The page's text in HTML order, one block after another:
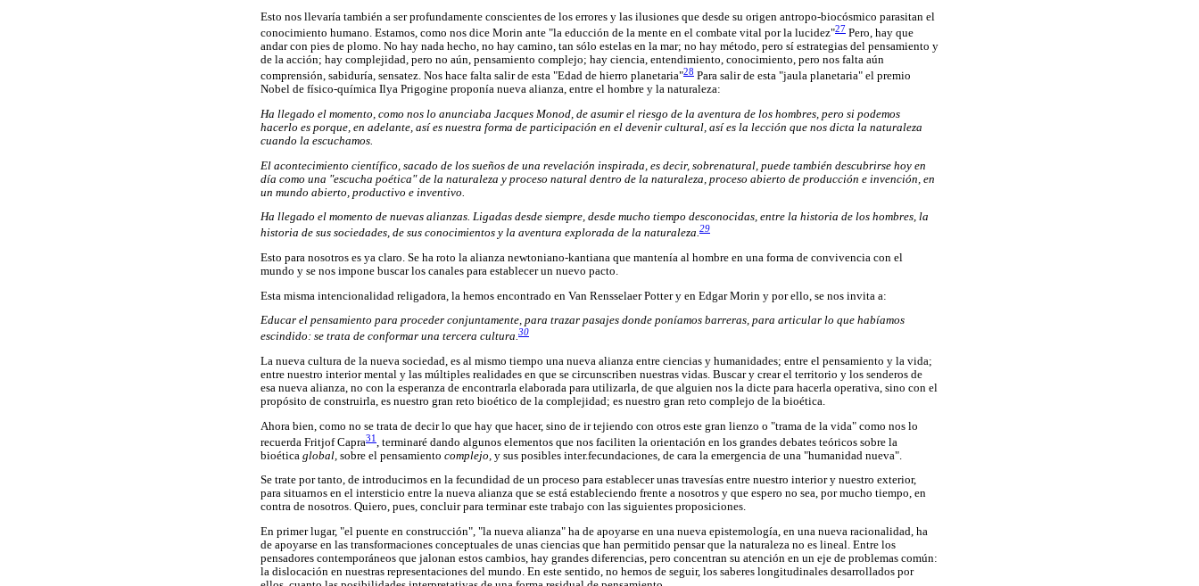
Esto nos llevaría también a ser profundamente conscientes de los errores y las ilusiones que desde su origen antropo-biocósmico parasitan el
conocimiento humano. Estamos, como nos dice Morin ante "la educción de la mente en el combate vital por la lucidez"27 Pero, hay que
andar con pies de plomo. No hay nada hecho, no hay camino, tan sólo estelas en la mar; no hay método, pero sí estrategias del pensamiento y
de la acción; hay complejidad, pero no aún, pensamiento complejo; hay ciencia, entendimiento, conocimiento, pero nos falta aún
comprensión, sabiduría, sensatez. Nos hace falta salir de esta "Edad de hierro planetaria"28 Para salir de esta "jaula planetaria" el premio
Nobel de físico-química Ilya Prigogine proponía nueva alianza, entre el hombre y la naturaleza:
Ha llegado el momento, como nos lo anunciaba Jacques Monod, de asumir el riesgo de la aventura de los hombres, pero si podemos
hacerlo es porque, en adelante, así es nuestra forma de participación en el devenir cultural, así es la lección que nos dicta la naturaleza
cuando la escuchamos.
El acontecimiento científico, sacado de los sueños de una revelación inspirada, es decir, sobrenatural, puede también descubrirse hoy en
día como una "escucha poética" de la naturaleza y proceso natural dentro de la naturaleza, proceso abierto de producción e invención, en
un mundo abierto, productivo e inventivo.
Ha llegado el momento de nuevas alianzas. Ligadas desde siempre, desde mucho tiempo desconocidas, entre la historia de los hombres, la
historia de sus sociedades, de sus conocimientos y la aventura explorada de la naturaleza.29
Esto para nosotros es ya claro. Se ha roto la alianza newtoniano-kantiana que mantenía al hombre en una forma de convivencia con el
mundo y se nos impone buscar los canales para establecer un nuevo pacto.
Esta misma intencionalidad religadora, la hemos encontrado en Van Rensselaer Potter y en Edgar Morin y por ello, se nos invita a:
Educar el pensamiento para proceder conjuntamente, para trazar pasajes donde poníamos barreras, para articular lo que habíamos
escindido: se trata de conformar una tercera cultura.30
La nueva cultura de la nueva sociedad, es al mismo tiempo una nueva alianza entre ciencias y humanidades; entre el pensamiento y la vida;
entre nuestro interior mental y las múltiples realidades en que se circunscriben nuestras vidas. Buscar y crear el territorio y los senderos de
esa nueva alianza, no con la esperanza de encontrarla elaborada para utilizarla, de que alguien nos la dicte para hacerla operativa, sino con el
propósito de construirla, es nuestro gran reto bioético de la complejidad; es nuestro gran reto complejo de la bioética.
Ahora bien, como no se trata de decir lo que hay que hacer, sino de ir tejiendo con otros este gran lienzo o "trama de la vida" como nos lo
recuerda Fritjof Capra31 , terminaré dando algunos elementos que nos faciliten la orientación en los grandes debates teóricos sobre la
bioética global, sobre el pensamiento complejo, y sus posibles inter.fecundaciones, de cara la emergencia de una "humanidad nueva".
Se trate por tanto, de introducirnos en la fecundidad de un proceso para establecer unas travesías entre nuestro interior y nuestro exterior,
para situarnos en el intersticio entre la nueva alianza que se está estableciendo frente a nosotros y que espero no sea, por mucho tiempo, en
contra de nosotros. Quiero, pues, concluir para terminar este trabajo con las siguientes proposiciones.
En primer lugar, "el puente en construcción", "la nueva alianza" ha de apoyarse en una nueva epistemología, en una nueva racionalidad, ha
de apoyarse en las transformaciones conceptuales de unas ciencias que han permitido pensar que la naturaleza no es lineal. Entre los
pensadores contemporáneos que jalonan estos cambios, hay grandes diferencias, pero concentran su atención en un eje de problemas común:
la dislocación en nuestras representaciones del mundo. En este sentido, no hemos de seguir, los saberes longitudinales desarrollados por